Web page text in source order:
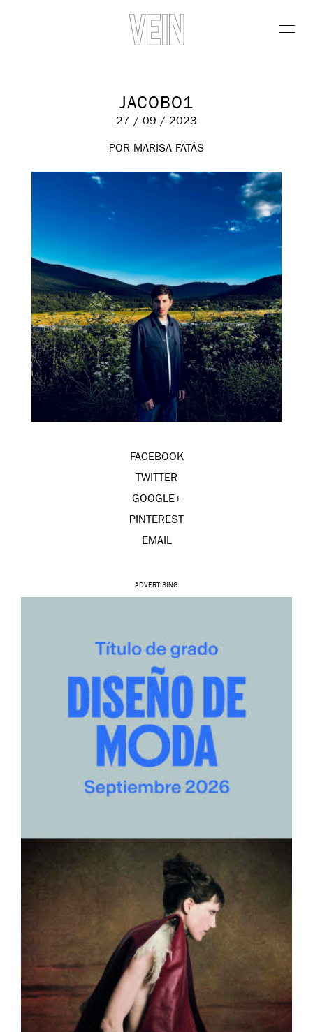
JACOBO1
27 / 09 / 2023
POR MARISA FATÁS
FACEBOOK
TWITTER
GOOGLE+
PINTEREST
EMAIL
ADVERTISING